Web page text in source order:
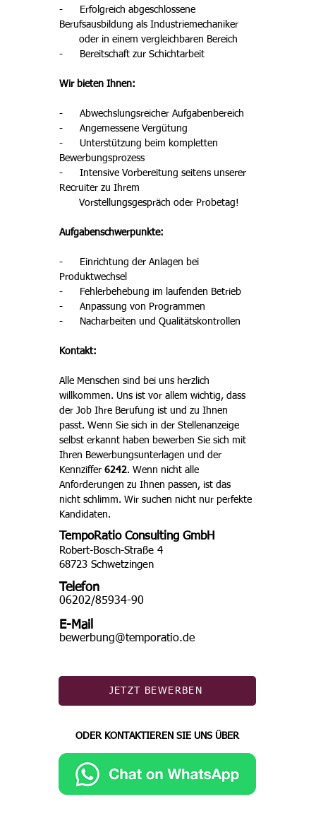
-
Erfolgreich abgeschlossene
Berufsausbildung als Industriemechaniker
       oder in einem vergleichbaren Bereich
-
Bereitschaft zur Schichtarbeit
Wir bieten Ihnen:
- Abwechslungsreicher Aufgabenbereich
- Angemessene Vergütung
- Unterstützung beim kompletten
Bewerbungsprozess
- Intensive Vorbereitung seitens unserer
Recruiter zu Ihrem
       Vorstellungsgespräch oder Probetag!
Aufgabenschwerpunkte:
-
Einrichtung der Anlagen bei
Produktwechsel
-
Fehlerbehebung im laufenden Betrieb
- Anpassung von Programmen
-
Nacharbeiten und Qualitätskontrollen
Kontakt:
Alle Menschen sind bei uns herzlich
willkommen. Uns ist vor allem wichtig, dass
der Job Ihre Berufung ist und zu Ihnen
passt. Wenn Sie sich in der Stellenanzeige
selbst erkannt haben bewerben Sie sich mit
Ihren Bewerbungsunterlagen und der
Kennziffer 6242. Wenn nicht alle
Anforderungen zu Ihnen passen, ist das
nicht schlimm. Wir suchen nicht nur perfekte
Kandidaten.
TempoRatio Consulting GmbH
Robert-Bosch-Straße 4
68723 Schwetzingen
06202/85934-90
bewerbung@temporatio.de
Telefon
E-Mail
JETZT BEWERBEN
ODER KONTAKTIEREN SIE UNS ÜBER